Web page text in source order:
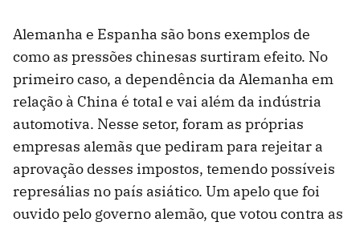
Alemanha e Espanha são bons exemplos de
como as pressões chinesas surtiram efeito. No
primeiro caso, a dependência da Alemanha em
relação à China é total e vai além da indústria
automotiva. Nesse setor, foram as próprias
empresas alemãs que pediram para rejeitar a
aprovação desses impostos, temendo possíveis
represálias no país asiático. Um apelo que foi
ouvido pelo governo alemão, que votou contra as